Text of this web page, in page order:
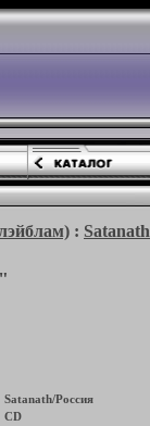
: Satanath
Satanath/Россия
CD